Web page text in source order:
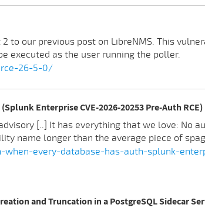
to our previous post on LibreNMS. This
executed as the user running the poller.
26-5-0/
Enterprise CVE-2026-20253 Pre-Auth RCE)
[..] It has everything that we love:
name longer than the average piece of
every-database-has-auth-splunk-
and Truncation in a PostgreSQL Sidecar